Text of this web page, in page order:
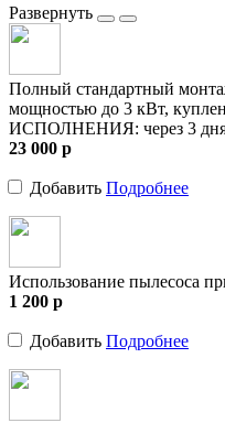
Полный стандартный
мощностью до 3 кВт,
ИСПОЛНЕНИЯ: через 3
23 000 p
Добавить Подробнее
Использование пылесоса
1 200 p
Добавить Подробнее